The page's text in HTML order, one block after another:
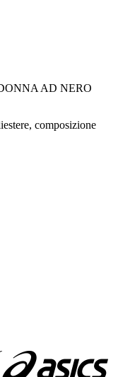
AD NERO
composizione